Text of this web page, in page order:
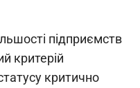
підприємств
критерій
критично